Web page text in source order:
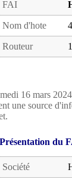
FAI
Nom d'hote
Routeur
16 mars
une source
Présentation du
Société